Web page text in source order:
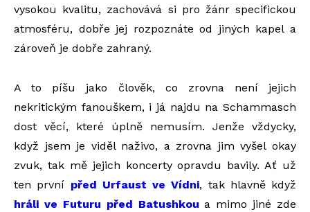
vysokou kvalitu, zachovává si pro žánr specifickou
atmosféru, dobře jej rozpoznáte od jiných kapel a
zároveň je dobře zahraný.
A to píšu jako člověk, co zrovna není jejich
nekritickým fanouškem, i já najdu na Schammasch
dost věcí, které úplně nemusím. Jenže vždycky,
když jsem je viděl naživo, a zrovna jim vyšel okay
zvuk, tak mě jejich koncerty opravdu bavily. Ať už
ten první před Urfaust ve Vídni, tak hlavně když
hráli ve Futuru před Batushkou a mimo jiné zde